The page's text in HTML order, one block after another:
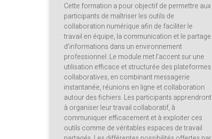
Cette formation a pour objectif de permettre aux
participants de maîtriser les outils de
collaboration numérique afin de faciliter le
travail en équipe, la communication et le partage
d’informations dans un environnement
professionnel. Le module met l’accent sur une
utilisation efficace et structurée des plateformes
collaboratives, en combinant messagerie
instantanée, réunions en ligne et collaboration
autour des fichiers. Les participants apprendront
à organiser leur travail collaboratif, à
communiquer efficacement et à exploiter ces
outils comme de véritables espaces de travail